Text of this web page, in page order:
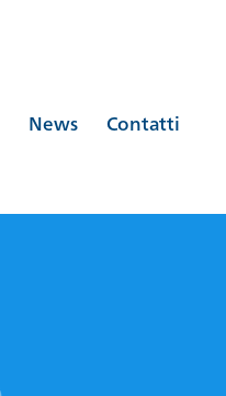
News Contatti